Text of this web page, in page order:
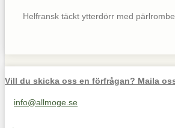
Helfransk täckt ytterdörr med
Vill du skicka oss en förfrågan? Maila
Maila oss på info@allmoge.se
info@allmoge.se